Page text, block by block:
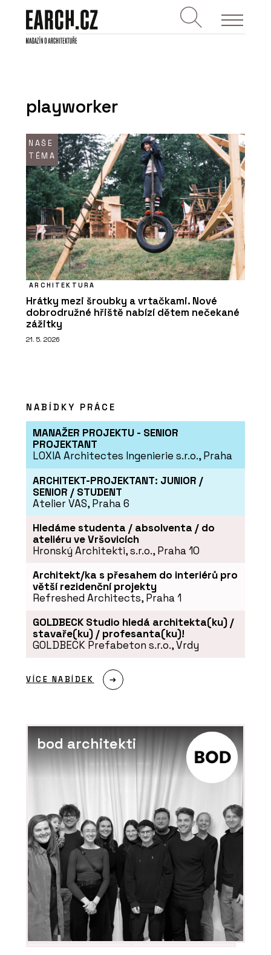
playworker
NAŠE
TÉMA
ARCHITEKTURA
Hrátky mezi šroubky a vrtačkami. Nové
dobrodružné hřiště nabízí dětem nečekané
zážitky
21. 5. 2026
NABÍDKY PRÁCE
MANAŽER PROJEKTU - SENIOR
PROJEKTANT
LOXIA Architectes Ingenierie s.r.o., Praha
ARCHITEKT-PROJEKTANT: JUNIOR /
SENIOR / STUDENT
Atelier VAS, Praha 6
Hledáme studenta / absolventa / do
ateliéru ve Vršovicích
Hronský Architekti, s.r.o., Praha 10
Architekt/ka s přesahem do interiérů pro
větší rezidenční projekty
Refreshed Architects, Praha 1
GOLDBECK Studio hledá architekta(ku) /
stavaře(ku) / profesanta(ku)!
GOLDBECK Prefabeton s.r.o., Vrdy
VÍCE NABÍDEK
bod architekti